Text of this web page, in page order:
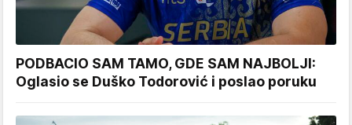
PODBACIO SAM TAMO, GDE SAM NAJBOLJI:
Oglasio se Duško Todorović i poslao poruku